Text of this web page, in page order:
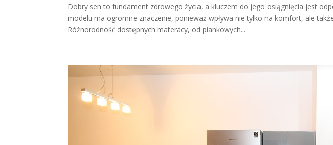
Dobry sen to fundament zdrowego życia, a kluczem do jego osiągnięcia jest
modelu ma ogromne znaczenie, ponieważ wpływa nie tylko na komfort, ale
Różnorodność dostępnych materacy, od piankowych...